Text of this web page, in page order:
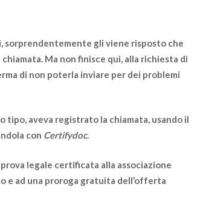
sorprendentemente gli viene risposto che
Ma non finisce qui, alla richiesta di
di non poterla inviare per dei problemi
tipo, aveva registrato la chiamata, usando il
con Certifydoc.
legale certificata alla associazione
e ad una proroga gratuita dell’offerta